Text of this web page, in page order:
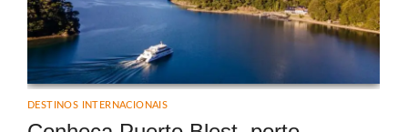
DESTINOS INTERNACIONAIS